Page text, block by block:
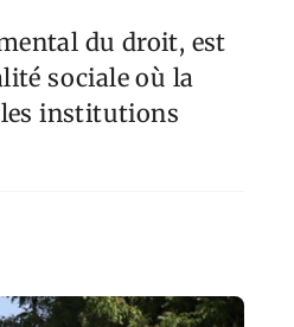
du droit, est
sociale où la
institutions